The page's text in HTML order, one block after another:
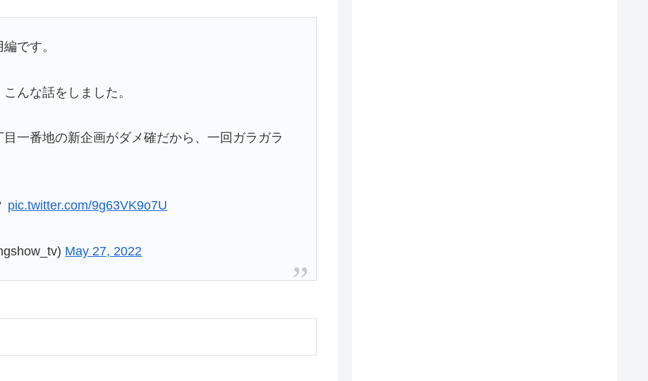
です。
んな話をしました。
一番地の新企画がダメ確だから、一回ガラガラ
pic.twitter.com/9g63VK9o7U
May 27, 2022